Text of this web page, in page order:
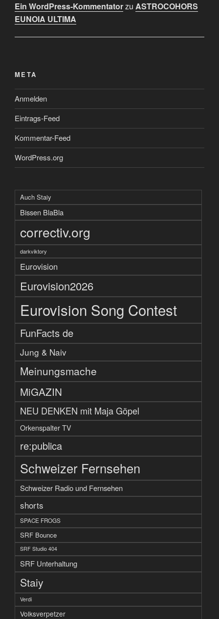
Ein WordPress-Kommentatorzu ASTROCOHORS
EUNOIA ULTIMA
META
Anmelden
Eintrags-Feed
Kommentar-Feed
WordPress.org
Auch Staiy
Bissen BlaBla
correctiv.org
darkviktory
Eurovision
Eurovision2026
Eurovision Song Contest
FunFacts de
Jung & Naiv
Meinungsmache
MiGAZIN
NEU DENKEN mit Maja Göpel
Orkenspalter TV
re:publica
Schweizer Fernsehen
Schweizer Radio und Fernsehen
shorts
SPACE FROGS
SRF Bounce
SRF Studio 404
SRF Unterhaltung
Staiy
Verdi
Volksverpetzer